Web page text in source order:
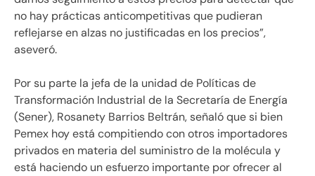
no hay prácticas anticompetitivas que pudieran
reflejarse en alzas no justificadas en los precios”,
aseveró.
Por su parte la jefa de la unidad de Políticas de
Transformación Industrial de la Secretaría de Energía
(Sener), Rosanety Barrios Beltrán, señaló que si bien
Pemex hoy está compitiendo con otros importadores
privados en materia del suministro de la molécula y
está haciendo un esfuerzo importante por ofrecer al